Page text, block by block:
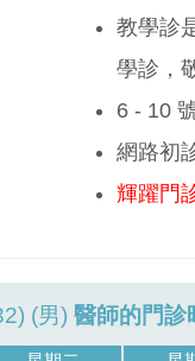
教學診
學診，
6 - 10
網路初
輝躍門